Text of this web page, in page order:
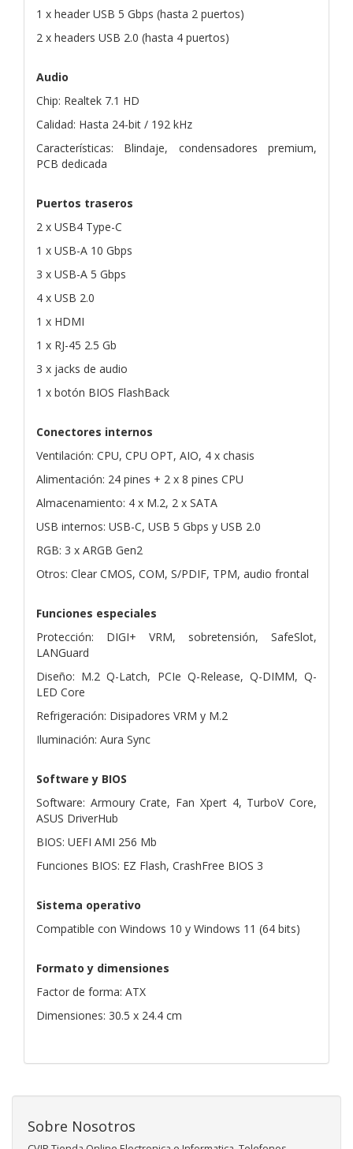
1 x header USB 5 Gbps (hasta 2 puertos)
2 x headers USB 2.0 (hasta 4 puertos)
Audio
Chip: Realtek 7.1 HD
Calidad: Hasta 24-bit / 192 kHz
Características: Blindaje, condensadores premium,
PCB dedicada
Puertos traseros
2 x USB4 Type-C
1 x USB-A 10 Gbps
3 x USB-A 5 Gbps
4 x USB 2.0
1 x HDMI
1 x RJ-45 2.5 Gb
3 x jacks de audio
1 x botón BIOS FlashBack
Conectores internos
Ventilación: CPU, CPU OPT, AIO, 4 x chasis
Alimentación: 24 pines + 2 x 8 pines CPU
Almacenamiento: 4 x M.2, 2 x SATA
USB internos: USB-C, USB 5 Gbps y USB 2.0
RGB: 3 x ARGB Gen2
Otros: Clear CMOS, COM, S/PDIF, TPM, audio frontal
Funciones especiales
Protección: DIGI+ VRM, sobretensión, SafeSlot,
LANGuard
Diseño: M.2 Q-Latch, PCIe Q-Release, Q-DIMM, Q-
LED Core
Refrigeración: Disipadores VRM y M.2
Iluminación: Aura Sync
Software y BIOS
Software: Armoury Crate, Fan Xpert 4, TurboV Core,
ASUS DriverHub
BIOS: UEFI AMI 256 Mb
Funciones BIOS: EZ Flash, CrashFree BIOS 3
Sistema operativo
Compatible con Windows 10 y Windows 11 (64 bits)
Formato y dimensiones
Factor de forma: ATX
Dimensiones: 30.5 x 24.4 cm
Sobre Nosotros